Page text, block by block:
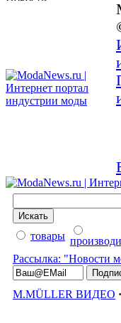
товары
Рассылка: "Новости
M.MÜLLER ВИДЕО ·